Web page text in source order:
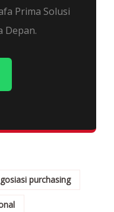
Prima Solusi
Depan.
purchasing